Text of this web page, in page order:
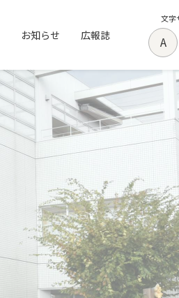
お知らせ 広報誌
文字
A